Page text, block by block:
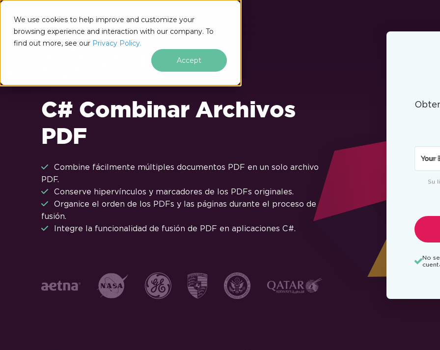
We use cookies to help improve and customize your
browsing experience and interaction with our company. To
find out more, see our Privacy Policy.
Accept
Saltar al pie de página
C# Combinar Archivos
PDF
Combine fácilmente múltiples documentos PDF en un solo archivo
PDF.
Conserve hipervínculos y marcadores de los PDFs originales.
Organice el orden de los PDFs y las páginas durante el proceso de
fusión.
Integre la funcionalidad de fusión de PDF en aplicaciones C#.
Your
Su
No